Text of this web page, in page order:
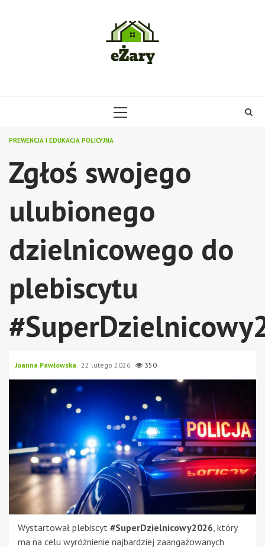
PRIMARY
PREWENCJA I EDUKACJA POLICYJNA
Zgłoś swojego
ulubionego
dzielnicowego do
plebiscytu
Joanna Pawłowska 22 lutego 2026 350
Wystartował plebiscyt #SuperDzielnicowy2026, który
ma na celu wyróżnienie najbardziej zaangażowanych